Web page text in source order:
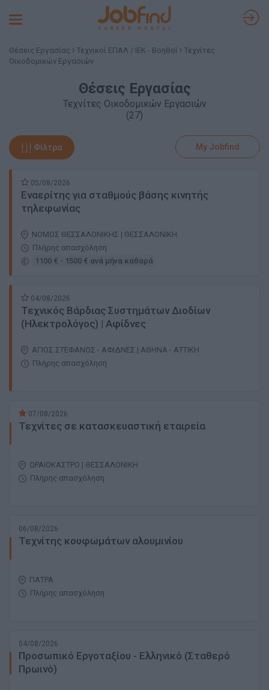
Toggle
Θέσεις Εργασίας Τεχνικοί ΕΠΑΛ / ΙΕΚ - Βοηθοί
Τεχνίτες
Οικοδομικών Εργασιών
Θέσεις Εργασίας
Τεχνίτες Οικοδομικών Εργασιών
(27)
Φίλτρα My Jobfind
05/08/2026
Εναερίτης για σταθμούς βάσης κινητής
τηλεφωνίας
ΝΟΜΟΣ ΘΕΣΣΑΛΟΝΙΚΗΣ | ΘΕΣΣΑΛΟΝΙΚΗ
Πλήρης απασχόληση
1100 € - 1500 € ανά μήνα καθαρά
04/08/2026
Τεχνικός Βάρδιας Συστημάτων Διοδίων
(Ηλεκτρολόγος) | Αφίδνες
ΑΓΙΟΣ ΣΤΕΦΑΝΟΣ - ΑΦΙΔΝΕΣ | ΑΘΗΝΑ - ΑΤΤΙΚΗ
Πλήρης απασχόληση
07/08/2026
Τεχνίτες σε κατασκευαστική εταιρεία
ΩΡΑΙΟΚΑΣΤΡΟ | ΘΕΣΣΑΛΟΝΙΚΗ
Πλήρης απασχόληση
06/08/2026
Τεχνίτης κουφωμάτων αλουμινίου
ΠΑΤΡΑ
Πλήρης απασχόληση
04/08/2026
Προσωπικό Εργοταξίου - Ελληνικό (Σταθερό
Πρωινό)